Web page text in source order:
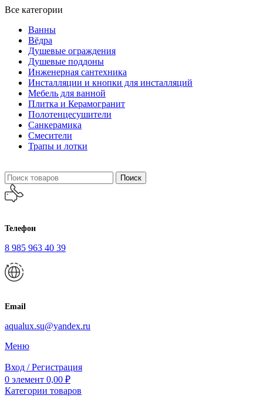
Все категории
Ванны
Вёдра
Душевые ограждения
Душевые поддоны
Инженерная сантехника
Инсталляции и кнопки для инсталляций
Мебель для ванной
Плитка и Керамогранит
Полотенцесушители
Санкерамика
Смесители
Трапы и лотки
Поиск
Телефон
8 985 963 40 39
Email
aqualux.su@yandex.ru
Меню
Вход / Регистрация
0 элемент 0,00 ₽
Категории товаров